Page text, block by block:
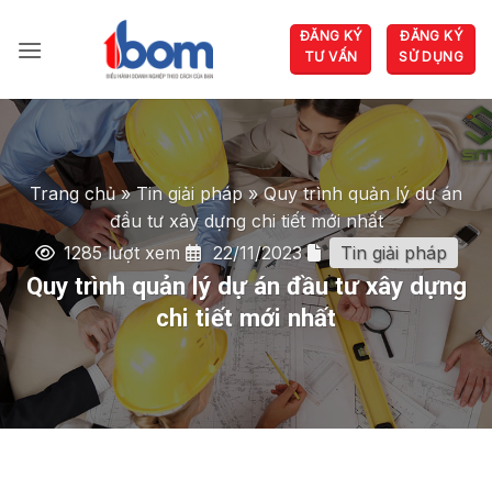
qua
dung
ĐĂNG KÝ
TƯ VẤN
ĐĂNG KÝ
SỬ DỤNG
Trang chủ»Tin giải pháp»Quy trình quản lý dự án
đầu tư xây dựng chi tiết mới nhất
1285 lượt xem
22/11/2023 Tin giải pháp
Quy trình quản lý dự án đầu tư xây dựng
chi tiết mới nhất